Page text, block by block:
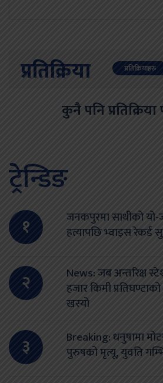
प्रतिक्रिया प्रतिक्रियाहरु
कुनै पनि
ट्रेन्डिङ
१
जनकपुरमा साथीको
हत्यापछि भ्वाइस रेकर्ड
२
News: जब अन्तरिक्ष
हजार किमी
खस्यो
३
Breaking: धनुषामा
पुरुषको मृत्यू, युवति